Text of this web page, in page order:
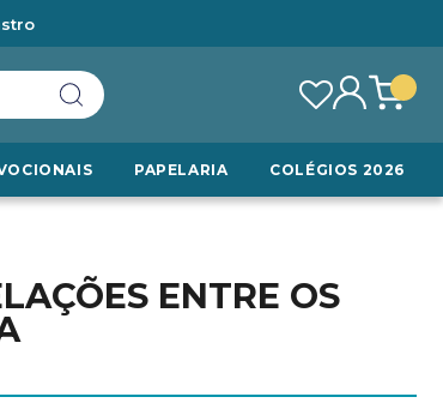
PAPELARIA COLÉGIOS 2026
ENTRE OS